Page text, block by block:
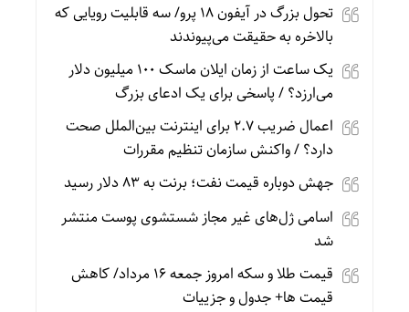
تحول بزرگ در آیفون ۱۸ پرو/ سه قابلیت رویایی که
بالاخره به حقیقت می‌پیوندند
یک ساعت از زمان ایلان ماسک ۱۰۰ میلیون دلار
می‌ارزد؟ / پاسخی برای یک ادعای بزرگ
اعمال ضریب ۲.۷ برای اینترنت بین‌الملل صحت
دارد؟ / واکنش سازمان تنظیم مقررات
جهش دوباره قیمت نفت؛ برنت به ۸۳ دلار رسید
اسامی ژل‌های غیر مجاز شستشوی پوست منتشر
شد
قیمت طلا و سکه امروز جمعه ۱۶ مرداد/ کاهش
قیمت ها+ جدول و جزییات